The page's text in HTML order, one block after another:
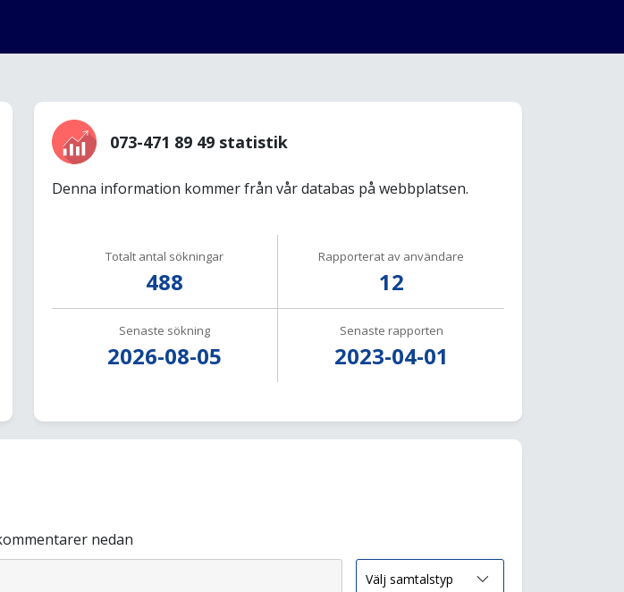
073-471 89 49 statistik
Denna information kommer från vår databas på webbplatsen.
Totalt antal sökningar
488
Rapporterat av användare
12
Senaste sökning
2026-08-05
Senaste rapporten
2023-04-01
nedan